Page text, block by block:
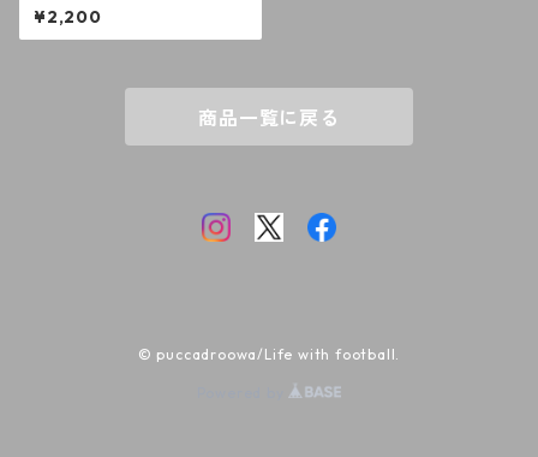
¥2,200
商品一覧に戻る
© puccadroowa/Life with football.
Powered by